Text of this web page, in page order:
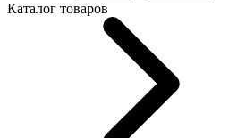
Каталог товаров